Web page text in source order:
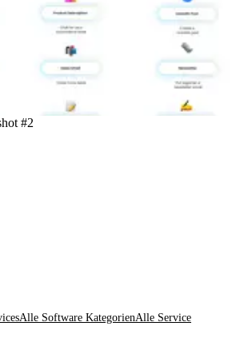
Alle Software KategorienAlle Service